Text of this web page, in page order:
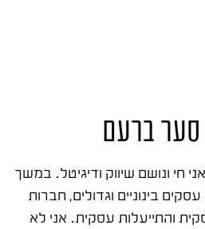
סער ברעם
חי ונושם שיווק ודיגיטל. במשך
בינוניים וגדולים, חברות
והתייעלות עסקית. אני לא